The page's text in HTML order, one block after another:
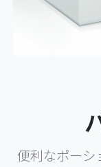
便利なポーシ